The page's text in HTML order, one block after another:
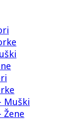
Muški
Žene